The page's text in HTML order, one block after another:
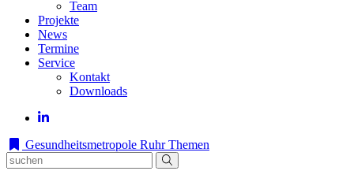
Team
Projekte
News
Termine
Service
Kontakt
Downloads
Gesundheitsmetropole Ruhr Themen